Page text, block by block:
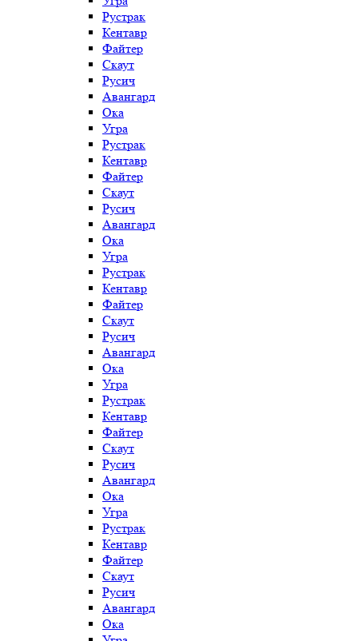
Рустрак
Кентавр
Файтер
Скаут
Русич
Авангард
Ока
Угра
Рустрак
Кентавр
Файтер
Скаут
Русич
Авангард
Ока
Угра
Рустрак
Кентавр
Файтер
Скаут
Русич
Авангард
Ока
Угра
Рустрак
Кентавр
Файтер
Скаут
Русич
Авангард
Ока
Угра
Рустрак
Кентавр
Файтер
Скаут
Русич
Авангард
Ока